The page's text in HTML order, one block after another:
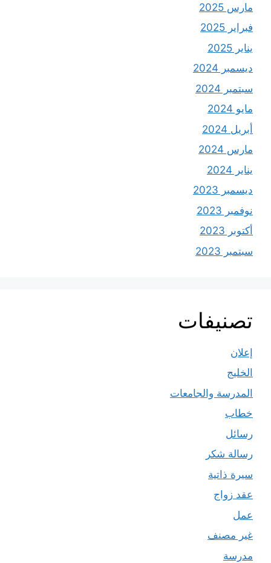
مارس 2025
فبراير 2025
يناير 2025
ديسمبر 2024
سبتمبر 2024
مايو 2024
أبريل 2024
مارس 2024
يناير 2024
ديسمبر 2023
نوفمبر 2023
أكتوبر 2023
سبتمبر 2023
تصنيفات
إعلان
الخليج
المدرسة والجامعات
خطاب
رسائل
رسالة شكر
سيرة ذاتية
عقد زواج
عمل
غير مصنف
مدرسة